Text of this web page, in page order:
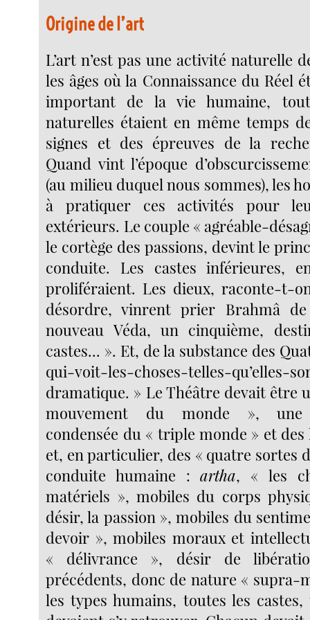
Origine de l’art
L’art n’est pas une activité naturelle
les âges où la Connaissance du Réel
important de la vie humaine,
naturelles étaient en même temps
signes et des épreuves de la
Quand vint l’époque
(au milieu duquel nous sommes), les
à pratiquer ces activités pour
extérieurs. Le couple « agréable-
le cortège des passions, devint le
conduite. Les castes inférieures,
proliféraient. Les dieux, raconte-t-
désordre, vinrent prier Brahmâ
nouveau Véda, un cinquième,
castes... ». Et, de la substance des
qui-voit-les-choses-telles-
dramatique. » Le Théâtre devait être
mouvement du monde », une
condensée du « triple monde » et
et, en particulier, des « quatre sortes
conduite humaine :artha, « les
matériels », mobiles du corps
désir, la passion », mobiles du
devoir », mobiles moraux et
« délivrance », désir de
précédents, donc de nature « supra-
les types humains, toutes les